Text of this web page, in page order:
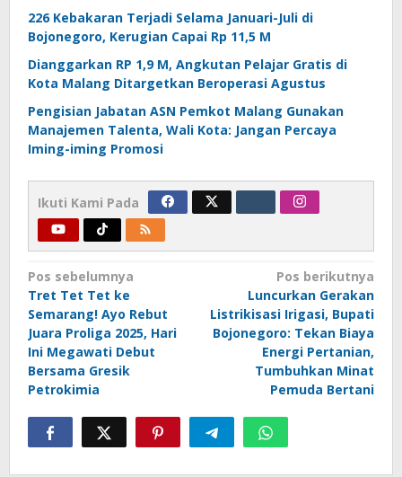
226 Kebakaran Terjadi Selama Januari-Juli di
Bojonegoro, Kerugian Capai Rp 11,5 M
Dianggarkan RP 1,9 M, Angkutan Pelajar Gratis di
Kota Malang Ditargetkan Beroperasi Agustus
Pengisian Jabatan ASN Pemkot Malang Gunakan
Manajemen Talenta, Wali Kota: Jangan Percaya
Iming-iming Promosi
Ikuti Kami Pada
Navigasi
pos
Pos sebelumnya
Tret Tet Tet ke
Semarang! Ayo Rebut
Juara Proliga 2025, Hari
Ini Megawati Debut
Bersama Gresik
Petrokimia
Pos berikutnya
Luncurkan Gerakan
Listrikisasi Irigasi, Bupati
Bojonegoro: Tekan Biaya
Energi Pertanian,
Tumbuhkan Minat
Pemuda Bertani